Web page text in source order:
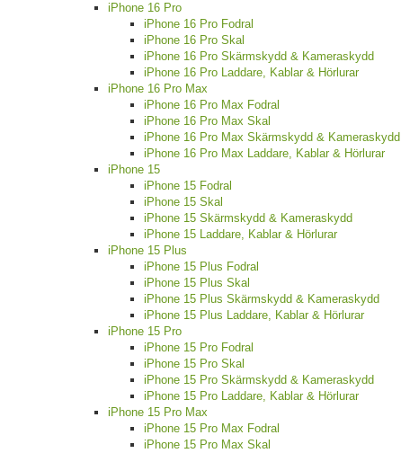
iPhone 16 Pro
iPhone 16 Pro Fodral
iPhone 16 Pro Skal
iPhone 16 Pro Skärmskydd & Kameraskydd
iPhone 16 Pro Laddare, Kablar & Hörlurar
iPhone 16 Pro Max
iPhone 16 Pro Max Fodral
iPhone 16 Pro Max Skal
iPhone 16 Pro Max Skärmskydd & Kameraskydd
iPhone 16 Pro Max Laddare, Kablar & Hörlurar
iPhone 15
iPhone 15 Fodral
iPhone 15 Skal
iPhone 15 Skärmskydd & Kameraskydd
iPhone 15 Laddare, Kablar & Hörlurar
iPhone 15 Plus
iPhone 15 Plus Fodral
iPhone 15 Plus Skal
iPhone 15 Plus Skärmskydd & Kameraskydd
iPhone 15 Plus Laddare, Kablar & Hörlurar
iPhone 15 Pro
iPhone 15 Pro Fodral
iPhone 15 Pro Skal
iPhone 15 Pro Skärmskydd & Kameraskydd
iPhone 15 Pro Laddare, Kablar & Hörlurar
iPhone 15 Pro Max
iPhone 15 Pro Max Fodral
iPhone 15 Pro Max Skal